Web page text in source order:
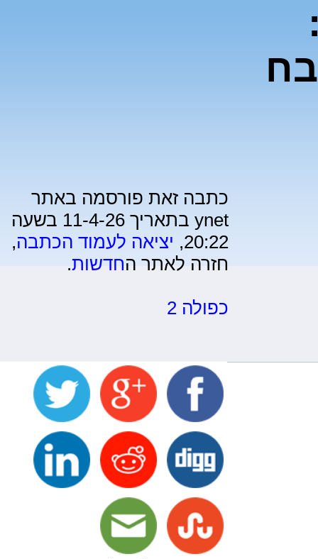
כתבה זאת פורסמה באתר
ynet בתאריך 11-4-26 בשעה
20:22, יציאה לעמוד הכתבה,
חזרה לאתר החדשות.
כפולה 2